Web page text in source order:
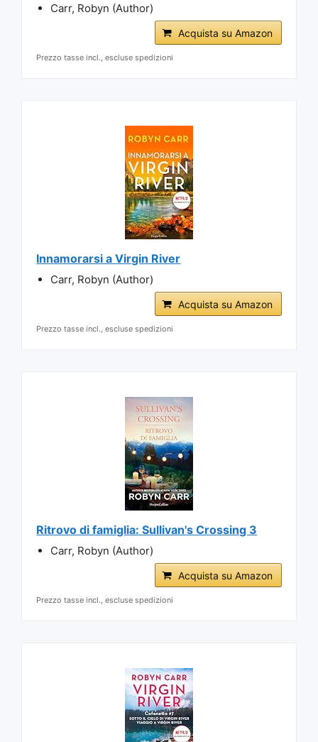
Carr, Robyn (Author)
Acquista su Amazon
Prezzo tasse incl., escluse spedizioni
Innamorarsi a Virgin River
Carr, Robyn (Author)
Acquista su Amazon
Prezzo tasse incl., escluse spedizioni
Ritrovo di famiglia: Sullivan's Crossing 3
Carr, Robyn (Author)
Acquista su Amazon
Prezzo tasse incl., escluse spedizioni